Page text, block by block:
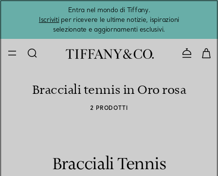
Entra nel mondo di Tiffany.
Iscrivitiper ricevere le ultime notizie, ispirazioni
selezionate e aggiornamenti esclusivi.
Bracciali tennis in Oro rosa
2 PRODOTTI
Bracciali Tennis